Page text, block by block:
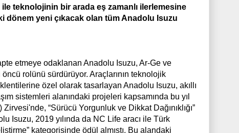
teknolojinin bir arada eş zamanlı ilerlemesine
yeni çıkacak olan tüm Anadolu Isuzu
etmeye odaklanan Anadolu Isuzu, Ar-Ge ve
rolünü sürdürüyor. Araçlarının teknolojik
özel olarak tasarlayan Anadolu Isuzu, akıllı
sistemleri alanındaki projeleri kapsamında bu yıl
“Sürücü Yorgunluk ve Dikkat Dağınıklığı”
Isuzu, 2019 yılında da NC Life aracı ile Türk
kategorisinde ödül almıştı. Bu alandaki